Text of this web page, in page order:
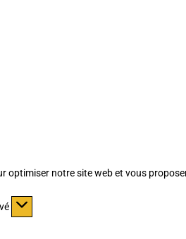
optimiser notre site web et vous